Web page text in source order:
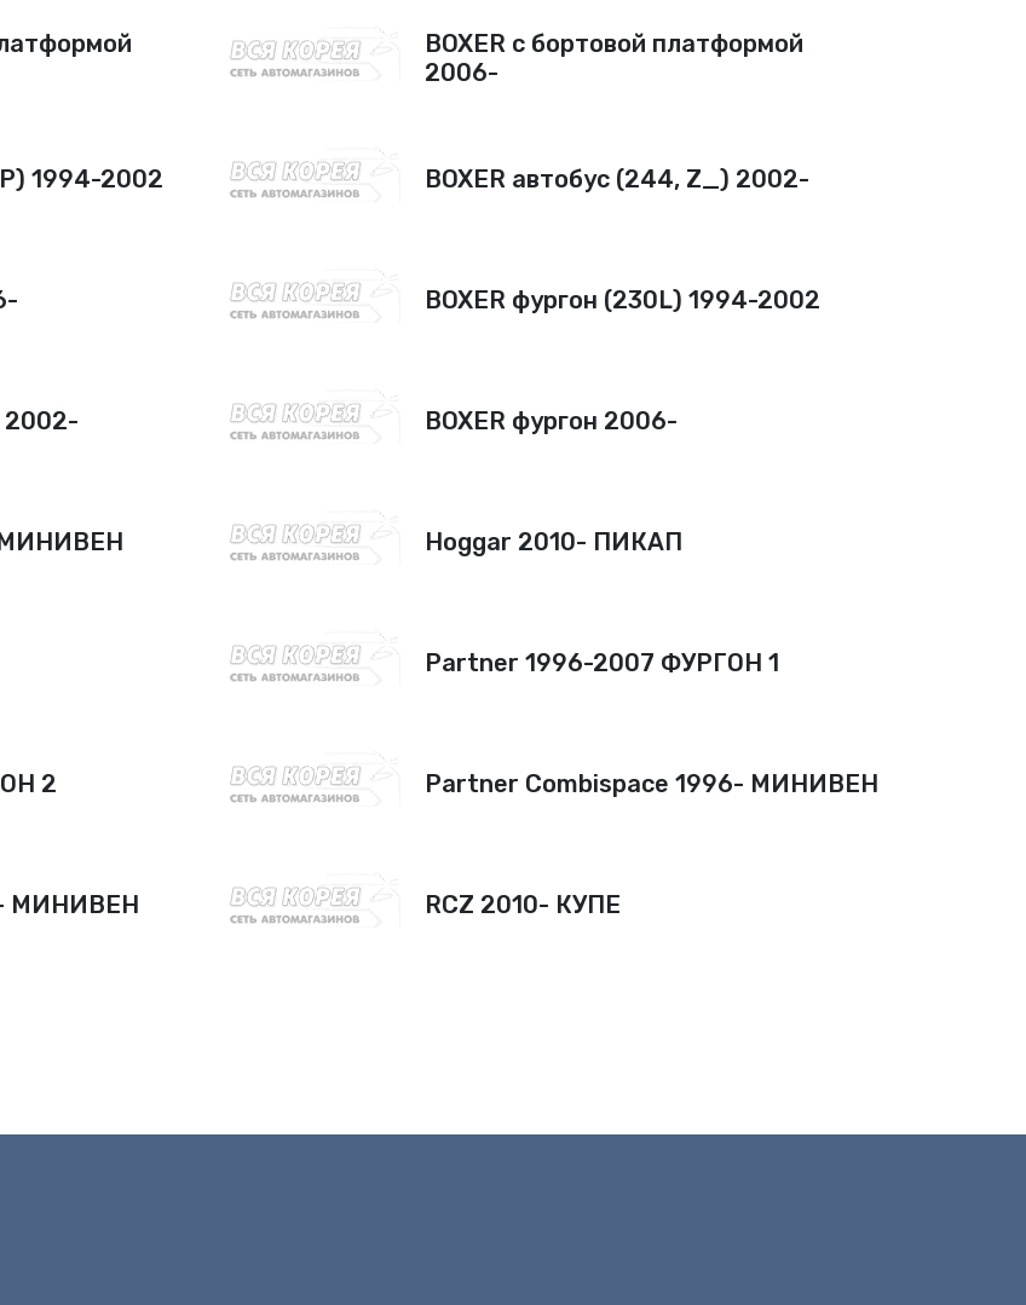
BOXER c бортовой платформой
2006-
1994-2002 BOXER автобус (244, Z_) 2002-
BOXER фургон (230L) 1994-2002
2002- BOXER фургон 2006-
МИНИВЕН Hoggar 2010- ПИКАП
Partner 1996-2007 ФУРГОН 1
2 Partner Combispace 1996- МИНИВЕН
МИНИВЕН RCZ 2010- КУПЕ